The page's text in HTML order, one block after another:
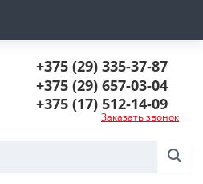
+375 (29) 335-37-87
+375 (29) 657-03-04
+375 (17) 512-14-09
Заказать звонок